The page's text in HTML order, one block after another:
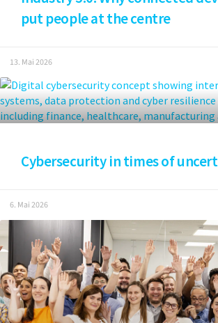
put people at the centre
13. Mai 2026
Cybersecurity in times of
6. Mai 2026